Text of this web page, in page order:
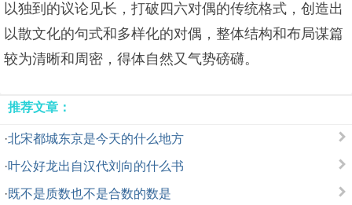
以独到的议论见长，打破四六对偶的传统格式，创造出
以散文化的句式和多样化的对偶，整体结构和布局谋篇
较为清晰和周密，得体自然又气势磅礴。
推荐文章：
·北宋都城东京是今天的什么地方
·叶公好龙出自汉代刘向的什么书
·既不是质数也不是合数的数是